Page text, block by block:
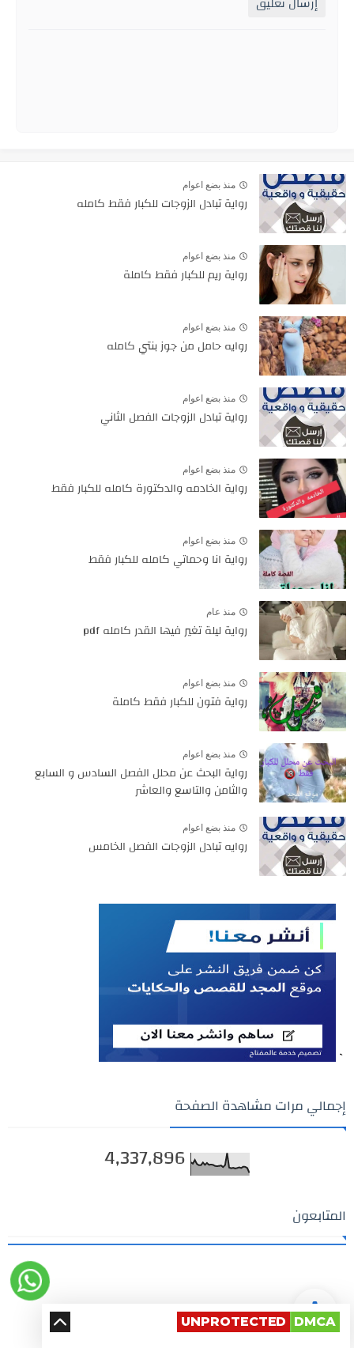
منذ بضع اعوام
رواية تبادل الزوجات للكبار فقط كامله
منذ بضع اعوام
رواية ريم للكبار فقط كاملة
منذ بضع اعوام
روايه حامل من جوز بنتي كامله
منذ بضع اعوام
رواية تبادل الزوجات الفصل الثاني
منذ بضع اعوام
رواية الخادمه والدكتورة كامله للكبار فقط
منذ بضع اعوام
رواية انا وحماتي كامله للكبار فقط
منذ عام
رواية ليلة تغير فيها القدر كامله pdf
منذ بضع اعوام
رواية فتون للكبار فقط كاملة
منذ بضع اعوام
رواية البحث عن محلل الفصل السادس و السابع
والثامن والتاسع والعاشر
منذ بضع اعوام
روايه تبادل الزوجات الفصل الخامس
`
إجمالي مرات مشاهدة الصفحة
4,337,896
المتابعون
DMCA
UNPROTECTED